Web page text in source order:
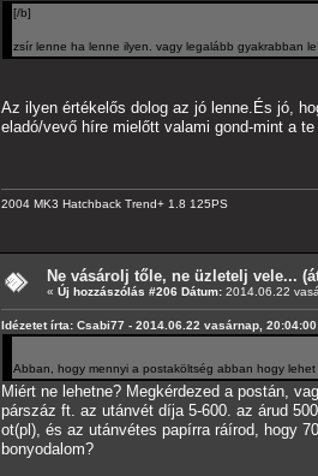
[/b]
zsír lenne ha lenne ilyen. vagy legalább gyakrabban
Az ilyen értékelős dolog az jó lenne.És jó,
eladó/vevő híre mielőtt valami gond-mint a
2004 MK3 Hatchback Trend+ 1.8 125PS
Ne vásárolj tőle, ne üzletelj vele...
« Új hozzászólás #206 Dátum: 2014.06.22
Idézetet írta: Csabi77 - 2014.06.22 vasárnap, 20:04:00
Abban, hogy mennyi a postaköltség abban hogy
Miért ne lehetne? Megkérdezed a postán,
párszáz ft. az utánvét díja 5-600. az árud
ot(pl), és az utánvétes papírra ráírod, hogy
bonyodalom?